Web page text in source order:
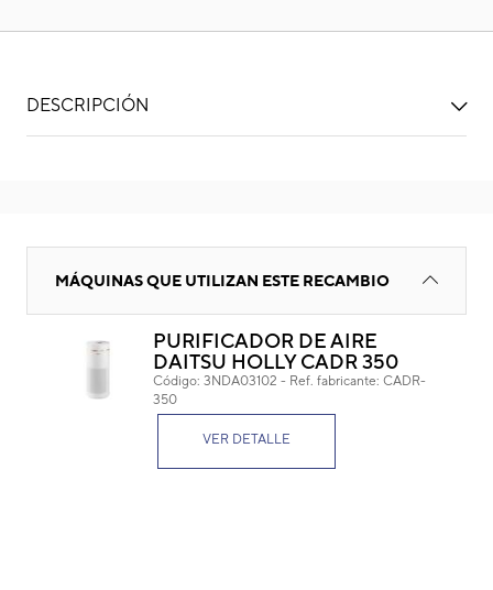
DESCRIPCIÓN
Turbina
MÁQUINAS QUE UTILIZAN ESTE RECAMBIO
PURIFICADOR DE AIRE
DAITSU HOLLY CADR 350
Código: 3NDA03102 - Ref. fabricante: CADR-
350
VER DETALLE